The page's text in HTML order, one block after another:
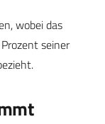
wobei das
seiner